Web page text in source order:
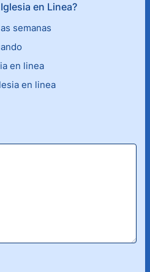
en Linea?
semanas
en linea
en linea